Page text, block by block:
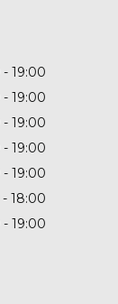
19:00
19:00
19:00
19:00
19:00
18:00
19:00